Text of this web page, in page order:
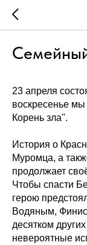
23 апреля
воскресенье
Корень зла".
История о
Муромца, а
продолжает
Чтобы спасти
герою
Водяным,
десятком
невероятные